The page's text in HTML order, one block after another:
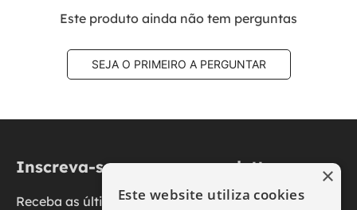
Este produto ainda não tem perguntas
SEJA O PRIMEIRO A PERGUNTAR
Inscreva-se na nossa newsletter
Receba as últimas novidades, promoções e
Este website utiliza cookies
×